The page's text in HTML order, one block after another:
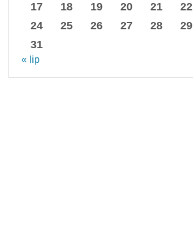
17
18 19 20 21 22
24
25 26 27 28 29
31
« lip